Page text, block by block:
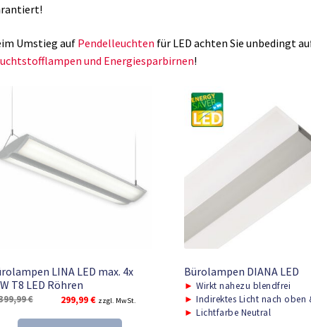
Umstieg aufPendelleuchten für LED achten Sie unbedingt
und Energiesparbirnen!
LINA LED max. 4x
T8 LED Röhren
€
Ursprünglicher
299,99€Aktueller
zzgl. MwSt.
Bürolampen DIANA LED
► Wirkt nahezu blendfrei
► Indirektes Licht nach oben
► Lichtfarbe Neutral